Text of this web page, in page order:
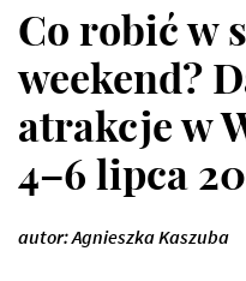
Co robić w
weekend?
atrakcje w
4–6 lipca
autor: Agnieszka Kaszuba